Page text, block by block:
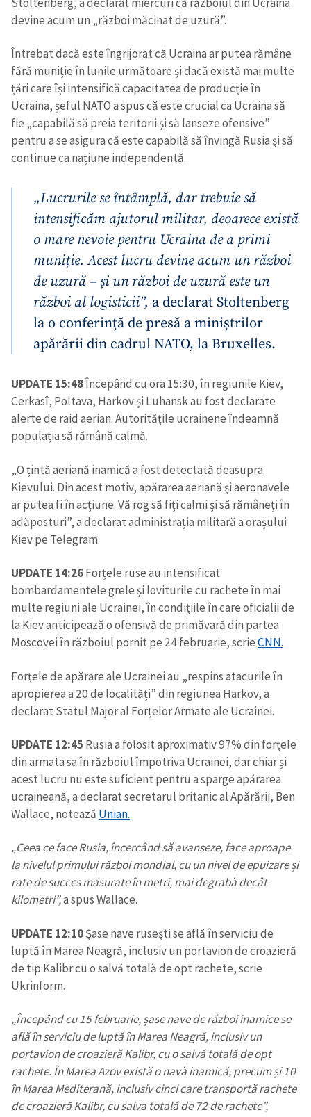
devine acum un „război măcinat de uzură”.
Întrebat dacă este îngrijorat că Ucraina ar putea rămâne
fără muniție în lunile următoare și dacă există mai multe
țări care își intensifică capacitatea de producție în
Ucraina, șeful NATO a spus că este crucial ca Ucraina să
fie „capabilă să preia teritorii și să lanseze ofensive”
pentru a se asigura că este capabilă să învingă Rusia și să
continue ca națiune independentă.
„Lucrurile se întâmplă, dar trebuie să
intensificăm ajutorul militar, deoarece există
o mare nevoie pentru Ucraina de a primi
muniție. Acest lucru devine acum un război
de uzură – și un război de uzură este un
război al logisticii”, a declarat Stoltenberg
la o conferință de presă a miniștrilor
apărării din cadrul NATO, la Bruxelles.
UPDATE 15:48Începând cu ora 15:30, în regiunile Kiev,
Cerkasî, Poltava, Harkov și Luhansk au fost declarate
alerte de raid aerian. Autoritățile ucrainene îndeamnă
populația să rămână calmă.
„O țintă aeriană inamică a fost detectată deasupra
Kievului. Din acest motiv, apărarea aeriană și aeronavele
ar putea fi în acțiune. Vă rog să fiți calmi și să rămâneți în
adăposturi”, a declarat administrația militară a orașului
Kiev pe Telegram.
UPDATE 14:26Forțele ruse au intensificat
bombardamentele grele și loviturile cu rachete în mai
multe regiuni ale Ucrainei, în condițiile în care oficialii de
la Kiev anticipează o ofensivă de primăvară din partea
Moscovei în războiul pornit pe 24 februarie, scrieCNN.
Forțele de apărare ale Ucrainei au „respins atacurile în
apropierea a 20 de localități” din regiunea Harkov, a
declarat Statul Major al Forțelor Armate ale Ucrainei.
UPDATE 12:45 Rusia a folosit aproximativ 97% din forțele
din armata sa în războiul împotriva Ucrainei, dar chiar și
acest lucru nu este suficient pentru a sparge apărarea
ucraineană, a declarat secretarul britanic al Apărării, Ben
Wallace, notează Unian.
„Ceea ce face Rusia, încercând să avanseze, face aproape
la nivelul primului război mondial, cu un nivel de epuizare și
rate de succes măsurate în metri, mai degrabă decât
kilometri”,a spus Wallace.
UPDATE 12:10Șase nave rusești se află în serviciu de
luptă în Marea Neagră, inclusiv un portavion de croazieră
de tip Kalibr cu o salvă totală de opt rachete, scrie
Ukrinform.
„Începând cu 15 februarie, șase nave de război inamice se
află în serviciu de luptă în Marea Neagră, inclusiv un
portavion de croazieră Kalibr, cu o salvă totală de opt
rachete. În Marea Azov există o navă inamică, precum și 10
în Marea Mediterană, inclusiv cinci care transportă rachete
de croazieră Kalibr, cu salva totală de 72 de rachete”,
Titlu știre+ Adaugă titlu
Link media
+ Link media
Mesajul știrei
+ Mesajul știrei